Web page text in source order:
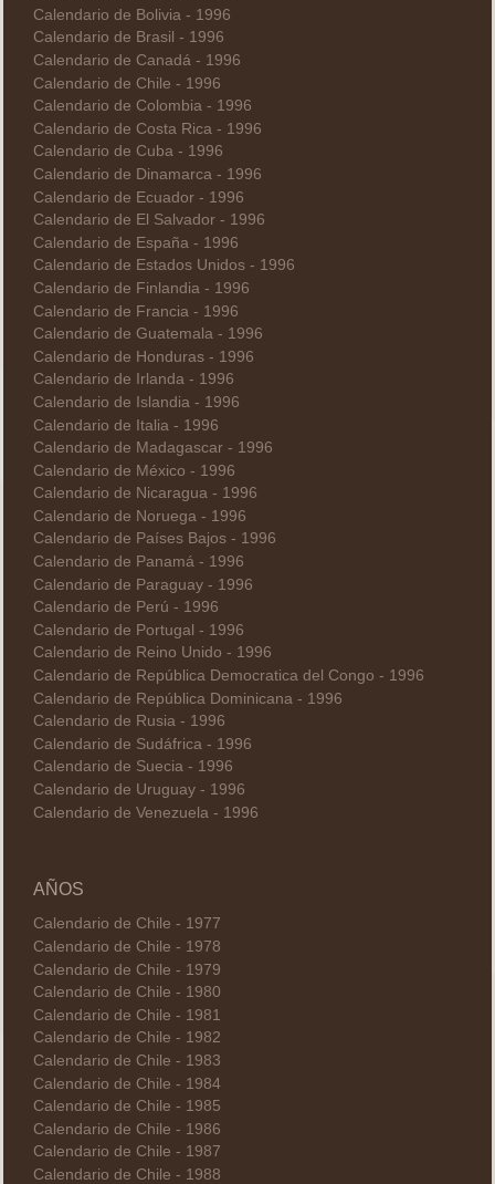
Calendario de Bolivia - 1996
Calendario de Brasil - 1996
Calendario de Canadá - 1996
Calendario de Chile - 1996
Calendario de Colombia - 1996
Calendario de Costa Rica - 1996
Calendario de Cuba - 1996
Calendario de Dinamarca - 1996
Calendario de Ecuador - 1996
Calendario de El Salvador - 1996
Calendario de España - 1996
Calendario de Estados Unidos - 1996
Calendario de Finlandia - 1996
Calendario de Francia - 1996
Calendario de Guatemala - 1996
Calendario de Honduras - 1996
Calendario de Irlanda - 1996
Calendario de Islandia - 1996
Calendario de Italia - 1996
Calendario de Madagascar - 1996
Calendario de México - 1996
Calendario de Nicaragua - 1996
Calendario de Noruega - 1996
Calendario de Países Bajos - 1996
Calendario de Panamá - 1996
Calendario de Paraguay - 1996
Calendario de Perú - 1996
Calendario de Portugal - 1996
Calendario de Reino Unido - 1996
Calendario de República Democratica del Congo - 1996
Calendario de República Dominicana - 1996
Calendario de Rusia - 1996
Calendario de Sudáfrica - 1996
Calendario de Suecia - 1996
Calendario de Uruguay - 1996
Calendario de Venezuela - 1996
AÑOS
Calendario de Chile - 1977
Calendario de Chile - 1978
Calendario de Chile - 1979
Calendario de Chile - 1980
Calendario de Chile - 1981
Calendario de Chile - 1982
Calendario de Chile - 1983
Calendario de Chile - 1984
Calendario de Chile - 1985
Calendario de Chile - 1986
Calendario de Chile - 1987
Calendario de Chile - 1988